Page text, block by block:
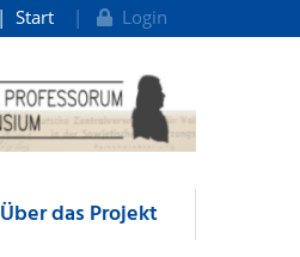
Start Login
Über das Projekt